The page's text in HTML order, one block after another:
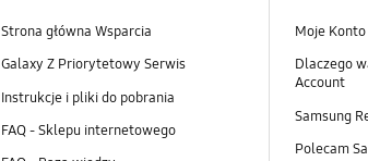
Strona główna Wsparcia
Galaxy Z Priorytetowy Serwis
Instrukcje i pliki do pobrania
FAQ - Sklepu internetowego
Moje Konto
Dlaczego
Account
Samsung
Polecam